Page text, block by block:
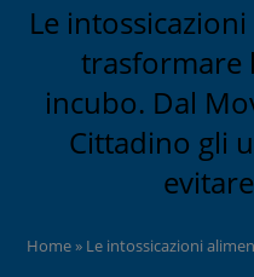
Le
trasformare
incubo. Dal
Cittadino gli
Home» Le intossicazioni